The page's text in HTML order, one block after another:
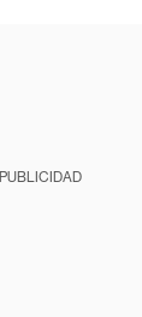
PUBLICIDAD